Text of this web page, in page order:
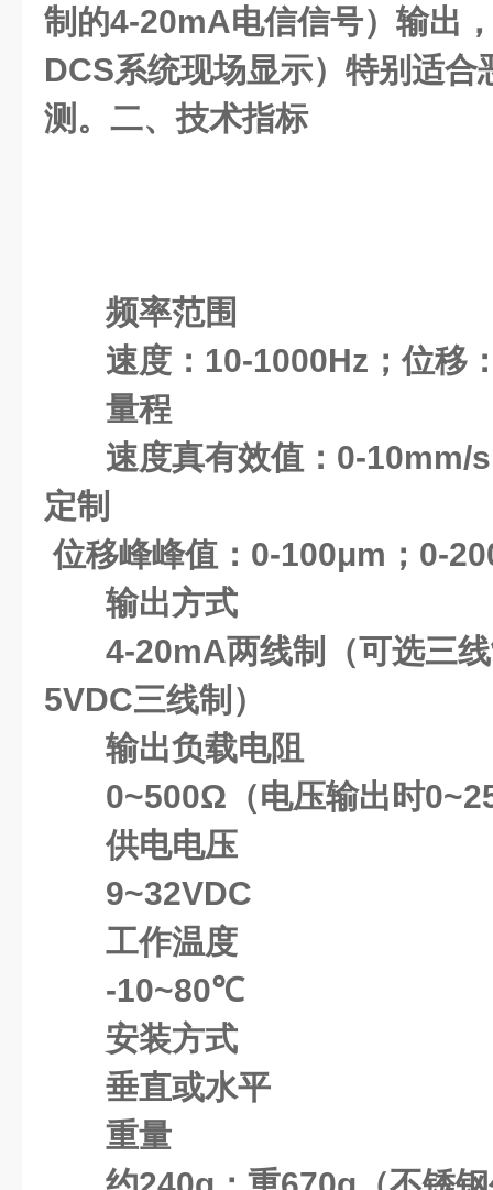
制的4-20mA电信信号）输出
DCS系统现场显示）特别适合
测。二、技术指标
频率范围
速度：10-1000Hz；位移
量程
速度真有效值：0-10mm/
定制
位移峰峰值：0-100μm；0-
输出方式
4-20mA两线制（可选三
5VDC三线制）
输出负载电阻
0~500Ω（电压输出时
供电电压
9~32VDC
工作温度
-10~80℃
安装方式
垂直或水平
重量